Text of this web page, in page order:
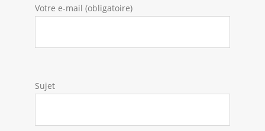
Votre e-mail (obligatoire)
Sujet